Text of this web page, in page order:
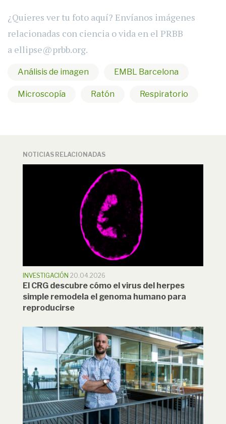
¿Quieres ver tu foto aquí? Envíanos imágenes
relacionadas con ciencia o vida en el PRBB
a ellipse@prbb.org.
Análisis de imagen EMBL Barcelona
Microscopía Ratón Respiratorio
NOTICIAS RELACIONADAS
INVESTIGACIÓN 20.04.2026
El CRG descubre cómo el virus del herpes
simple remodela el genoma humano para
reproducirse